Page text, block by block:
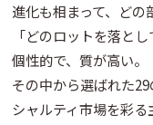
進化も相まって、どの
「どのロットを落と
個性的で、質が高い。
その中から選ばれた
シャルティ市場を彩る